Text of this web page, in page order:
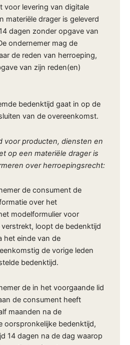
voor levering van digitale
materiële drager is geleverd
dagen zonder opgave van
ondernemer mag de
de reden van herroeping,
van zijn reden(en)
bedenktijd gaat in op de
van de overeenkomst.
voor producten, diensten en
op een materiële drager is
over herroepingsrecht:
de consument de
over het
modelformulier voor
loopt de bedenktijd
het einde van de
de vorige leden
bedenktijd.
de in het voorgaande lid
de consument heeft
maanden na de
oorspronkelijke bedenktijd,
14 dagen na de dag waarop